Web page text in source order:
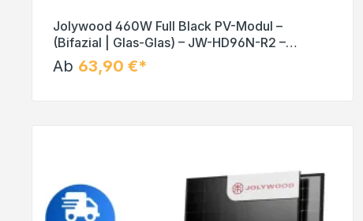
Jolywood 460W Full Black PV-Modul –
(Bifazial | Glas-Glas) – JW-HD96N-R2 –
Solar Panel
Ab 63,90 €*